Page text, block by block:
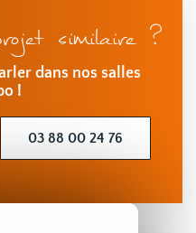
similaire ?
dans nos salles
!
03 88 00 24 76